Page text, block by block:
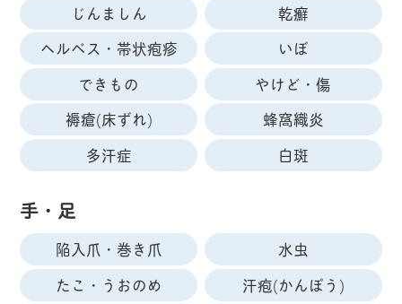
じんましん
乾癬
ヘルペス・帯状疱疹
いぼ
できもの
やけど・傷
褥瘡(床ずれ)
蜂窩織炎
多汗症
白斑
手・足
陥入爪・巻き爪
水虫
たこ・うおのめ
汗疱(かんぽう)